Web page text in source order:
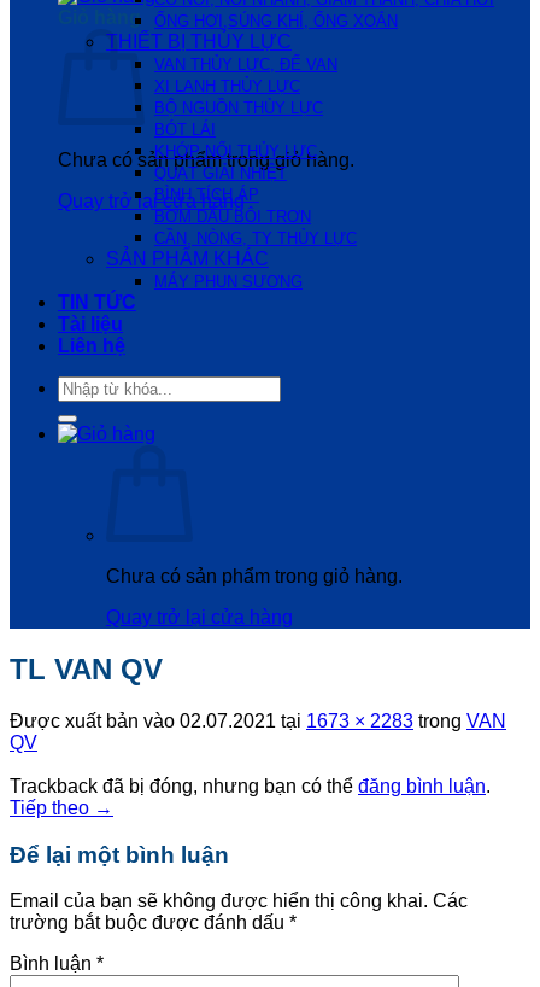
Giỏ hàng
Chưa có sản phẩm trong giỏ hàng.
Quay trở lại cửa hàng
ỐNG HƠI,SÚNG KHÍ, ỐNG XOẮN
THIẾT BỊ THỦY LỰC
VAN THỦY LỰC, ĐẾ VAN
XI LANH THỦY LỰC
BỘ NGUỒN THỦY LỰC
BÓT LÁI
KHỚP NỐI THỦY LỰC
QUẠT GIẢI NHIỆT
BÌNH TÍCH ÁP
BƠM DẦU BÔI TRƠN
CẦN, NÒNG, TY THỦY LỰC
SẢN PHẨM KHÁC
MÁY PHUN SƯƠNG
TIN TỨC
Tài liệu
Liên hệ
Tìm
kiếm:
Chưa có sản phẩm trong giỏ hàng.
Quay trở lại cửa hàng
TL VAN QV
Được xuất bản vào 02.07.2021 tại 1673 × 2283 trong VAN
QV
Trackback đã bị đóng, nhưng bạn có thể đăng bình luận.
Tiếp theo →
Để lại một bình luận
Email của bạn sẽ không được hiển thị công khai. Các
trường bắt buộc được đánh dấu *
Bình luận *